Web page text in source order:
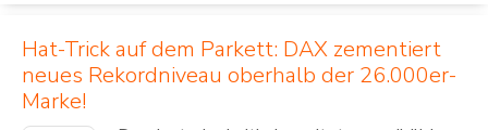
Hat-Trick auf dem Parkett: DAX zementiert
neues Rekordniveau oberhalb der 26.000er-
Marke!